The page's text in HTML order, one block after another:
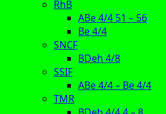
RhB
ABe 4/4 51 – 56
Be 4/4
SNCF
BDeh 4/8
SSIF
ABe 4/4 – Be 4/4
TMR